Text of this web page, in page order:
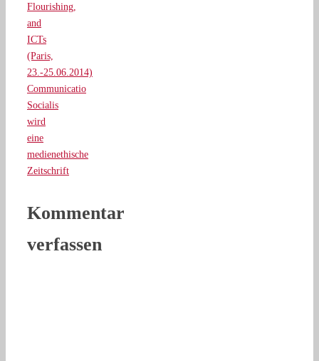
Flourishing,
and
ICTs
(Paris,
23.-25.06.2014)
Communicatio
Socialis
wird
eine
medienethische
Zeitschrift
Kommentar
verfassen